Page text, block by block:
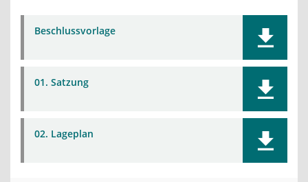
Beschlussvorlage
01. Satzung
02. Lageplan